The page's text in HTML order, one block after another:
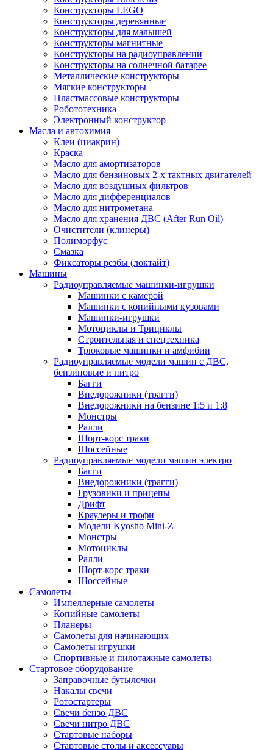
Конструкторы LEGO
Конструкторы деревянные
Конструкторы для малышей
Конструкторы магнитные
Конструкторы на радиоуправлении
Конструкторы на солнечной батарее
Металлические конструкторы
Мягкие конструкторы
Пластмассовые конструкторы
Робототехника
Электронный конструктор
Масла и автохимия
Клеи (циакрин)
Краска
Масло для амортизаторов
Масло для бензиновых 2-х тактных двигателей
Масло для воздушных фильтров
Масло для дифференциалов
Масло для нитрометана
Масло для хранения ДВС (After Run Oil)
Очистители (клинеры)
Полиморфус
Смазка
Фиксаторы резбы (локтайт)
Машины
Радиоуправляемые машинки-игрушки
Машинки с камерой
Машинки с копийными кузовами
Машинки-игрушки
Мотоциклы и Трициклы
Строительная и спецтехника
Трюковые машинки и амфибии
Радиоуправляемые модели машин с ДВС,
бензиновые и нитро
Багги
Внедорожники (трагги)
Внедорожники на бензине 1:5 и 1:8
Монстры
Ралли
Шорт-корс траки
Шоссейные
Радиоуправляемые модели машин электро
Багги
Внедорожники (трагги)
Грузовики и прицепы
Дрифт
Краулеры и трофи
Модели Kyosho Mini-Z
Монстры
Мотоциклы
Ралли
Шорт-корс траки
Шоссейные
Самолеты
Импеллерные самолеты
Копийные самолеты
Планеры
Самолеты для начинающих
Самолеты игрушки
Спортивные и пилотажные самолеты
Стартовое оборудование
Заправочные бутылочки
Накалы свечи
Ротостартеры
Свечи бензо ДВС
Свечи нитро ДВС
Стартовые наборы
Стартовые столы и аксессуары